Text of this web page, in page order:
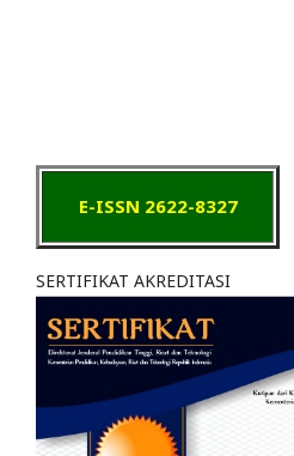
E-ISSN 2622-8327
SERTIFIKAT AKREDITASI